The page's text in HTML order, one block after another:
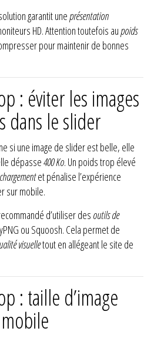
garantit uneprésentation
HD. Attention toutefois aupoids
pour maintenir de bonnes
: éviter les images
dans le slider
si une image de slider est belle, elle
dépasse400 Ko. Un poids trop élevé
et pénalise l’expérience
sur mobile.
d’utiliser des outils de
ou Squoosh. Cela permet de
visuelletout en allégeant le site de
: taille d’image